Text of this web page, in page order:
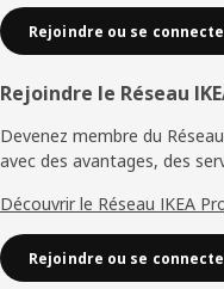
Rejoindre ou se
Rejoindre le Réseau
Devenez membre du
avec des avantages, des
Découvrir le Réseau IKEA
Rejoindre ou se